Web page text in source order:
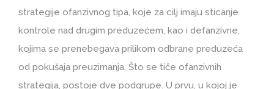
strategije ofanzivnog tipa, koje za cilj imaju sticanje
kontrole nad drugim preduzećem, kao i defanzivne,
kojima se prenebegava prilikom odbrane preduzeća
od pokušaja preuzimanja. Što se tiče ofanzivnih
strategija, postoje dve podgrupe. U prvu, u kojoj je